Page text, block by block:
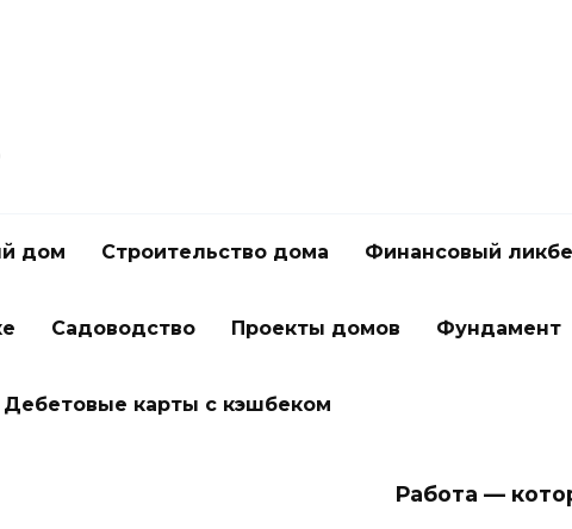
дом Строительство дома Финансовый
Садоводство Проекты домов Фундамент
Дебетовые карты с кэшбеком
Работа —